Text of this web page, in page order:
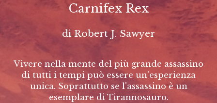
Carnifex Rex
di Robert J. Sawyer
Vivere nella mente del più grande assassino
di tutti i tempi può essere un'esperienza
unica. Soprattutto se l'assassino è un
esemplare di Tirannosauro.